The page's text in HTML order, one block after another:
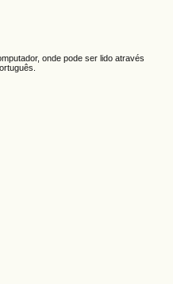
onde pode ser lido através